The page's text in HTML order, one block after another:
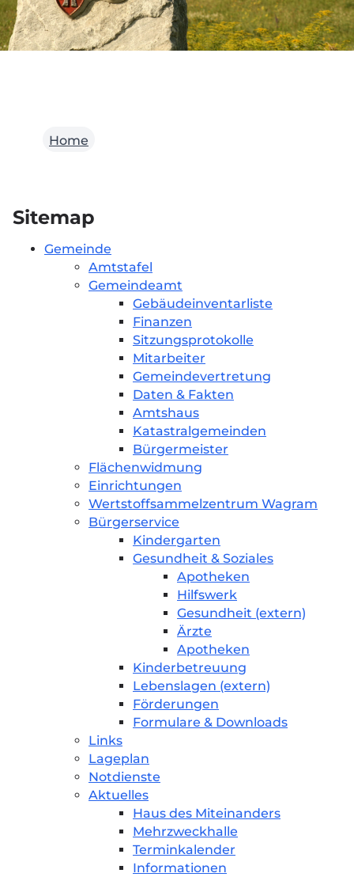
Home
Sitemap
Gemeinde
Amtstafel
Gemeindeamt
Gebäudeinventarliste
Finanzen
Sitzungsprotokolle
Mitarbeiter
Gemeindevertretung
Daten & Fakten
Amtshaus
Katastralgemeinden
Bürgermeister
Flächenwidmung
Einrichtungen
Wertstoffsammelzentrum Wagram
Bürgerservice
Kindergarten
Gesundheit & Soziales
Apotheken
Hilfswerk
Gesundheit (extern)
Ärzte
Apotheken
Kinderbetreuung
Lebenslagen (extern)
Förderungen
Formulare & Downloads
Links
Lageplan
Notdienste
Aktuelles
Haus des Miteinanders
Mehrzweckhalle
Terminkalender
Informationen